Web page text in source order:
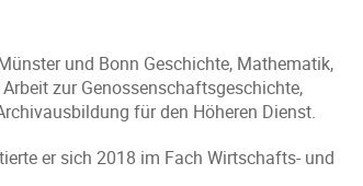
und Bonn Geschichte, Mathematik,
zur Genossenschaftsgeschichte,
für den Höheren Dienst.
er sich 2018 im Fach Wirtschafts- und